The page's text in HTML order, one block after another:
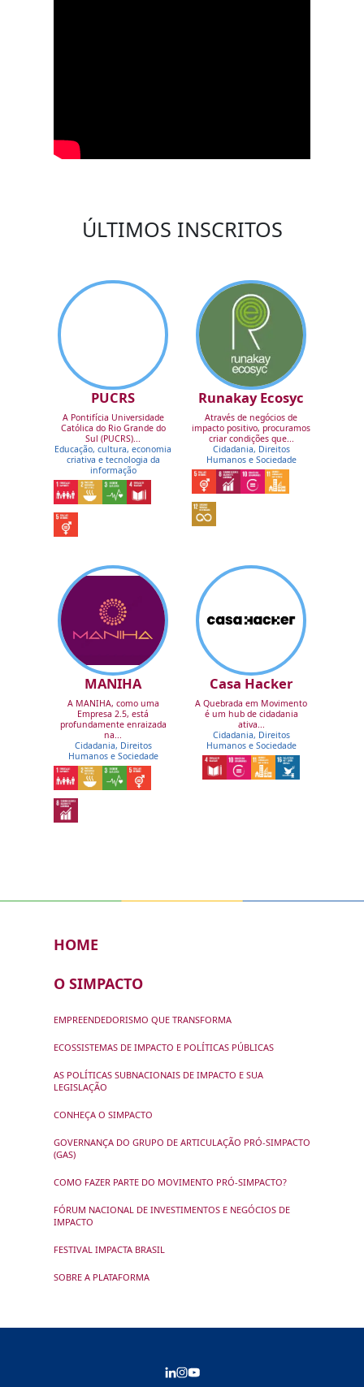
ÚLTIMOS INSCRITOS
PUCRS
A Pontifícia Universidade
Católica do Rio Grande do
Sul (PUCRS)...
Educação, cultura, economia
criativa e tecnologia da
informação
Runakay Ecosyc
Através de negócios de
impacto positivo, procuramos
criar condições que...
Cidadania, Direitos
Humanos e Sociedade
MANIHA
A MANIHA, como uma
Empresa 2.5, está
profundamente enraizada
na...
Cidadania, Direitos
Humanos e Sociedade
Casa Hacker
A Quebrada em Movimento
é um hub de cidadania
ativa...
Cidadania, Direitos
Humanos e Sociedade
HOME
O SIMPACTO
EMPREENDEDORISMO QUE TRANSFORMA
ECOSSISTEMAS DE IMPACTO E POLÍTICAS PÚBLICAS
AS POLÍTICAS SUBNACIONAIS DE IMPACTO E SUA
LEGISLAÇÃO
CONHEÇA O SIMPACTO
GOVERNANÇA DO GRUPO DE ARTICULAÇÃO PRÓ-SIMPACTO
(GAS)
COMO FAZER PARTE DO MOVIMENTO PRÓ-SIMPACTO?
FÓRUM NACIONAL DE INVESTIMENTOS E NEGÓCIOS DE
IMPACTO
FESTIVAL IMPACTA BRASIL
SOBRE A PLATAFORMA